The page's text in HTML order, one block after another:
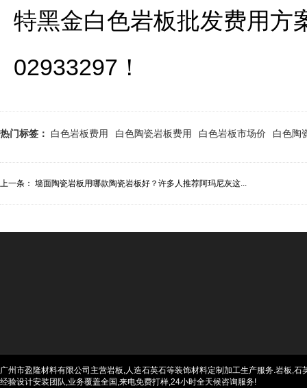
特黑金白色岩板批发费用方
02933297！
热门标签： 白色岩板费用 白色陶瓷岩板费用 白色岩板市场价 白色陶
上一条： 墙面陶瓷岩板用哪款陶瓷岩板好？许多人推荐阿玛尼灰这...
广州市盈隆材料有限公司主营岩板,人造石英石等装饰材料定制加工生产服务.岩板,
经验设计安装团队,业务覆盖全国,来电免费打样,24小时全天候咨询服务!